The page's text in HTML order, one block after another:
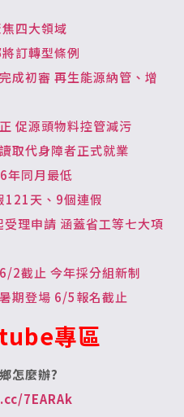
四大領域
訂轉型條例
成初審 再生能源納管、增
促源頭物料控管減污
取代身障者正式就業
年同月最低
121天、9個連假
理申請 涵蓋省工等七大項
2截止 今年採分組新制
期登場 6/5報名截止
專區
怎麼辦?
7EARAk